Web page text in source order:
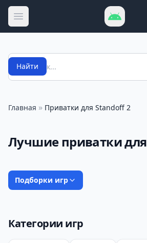
Открыть меню
Поиск
Найти
Главная » Приватки для Standoff 2
Лучшие приватки
Подборки игр
Категории игр